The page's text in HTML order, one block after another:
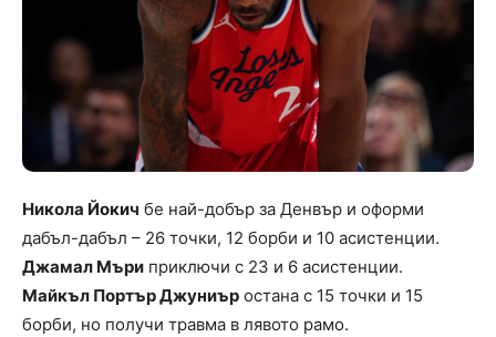
Никола Йокич бе най-добър за Денвър и оформи
дабъл-дабъл – 26 точки, 12 борби и 10 асистенции.
Джамал Мъри приключи с 23 и 6 асистенции.
Майкъл Портър Джуниър остана с 15 точки и 15
борби, но получи травма в лявото рамо.